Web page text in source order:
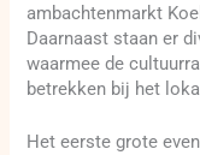
ambachtenmarkt
Daarnaast staan er
waarmee de
betrekken bij het
Het eerste grote